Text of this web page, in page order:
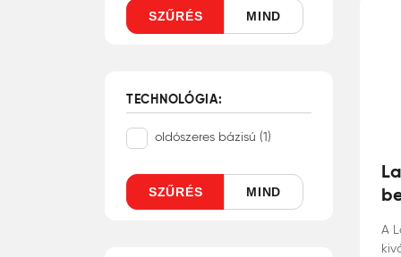
SZŰRÉS MIND
TECHNOLÓGIA:
oldószeres bázisú (1)
SZŰRÉS MIND
A